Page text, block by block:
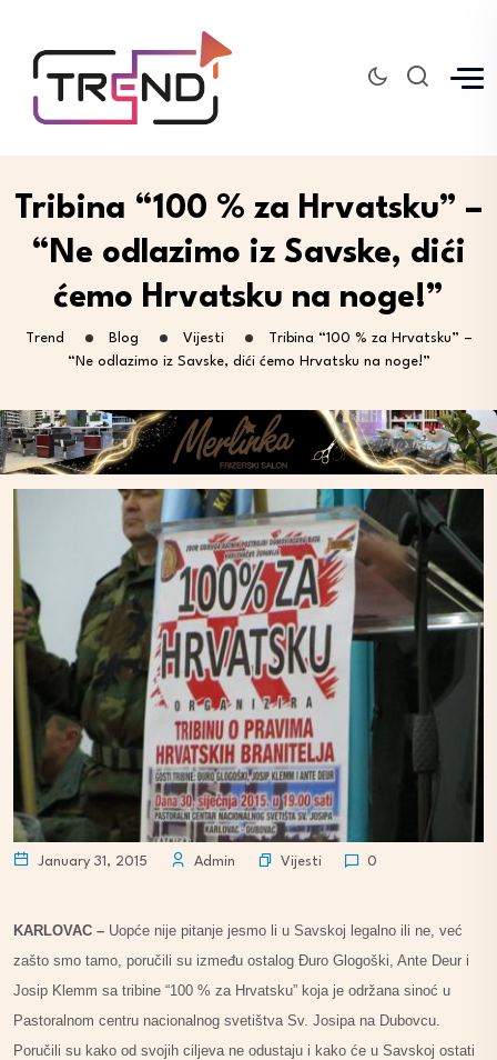
Tribina “100 % za Hrvatsku” –
“Ne odlazimo iz Savske, dići
ćemo Hrvatsku na noge!”
Trend Blog Vijesti
Tribina “100 % za Hrvatsku” –
“Ne odlazimo iz Savske, dići ćemo Hrvatsku na noge!”
January 31, 2015 Admin Vijesti 0
KARLOVAC – Uopće nije pitanje jesmo li u Savskoj legalno ili ne, već
zašto smo tamo, poručili su između ostalog Đuro Glogoški, Ante Deur i
Josip Klemm sa tribine “100 % za Hrvatsku” koja je održana sinoć u
Pastoralnom centru nacionalnog svetištva Sv. Josipa na Dubovcu.
Poručili su kako od svojih ciljeva ne odustaju i kako će u Savskoj ostati